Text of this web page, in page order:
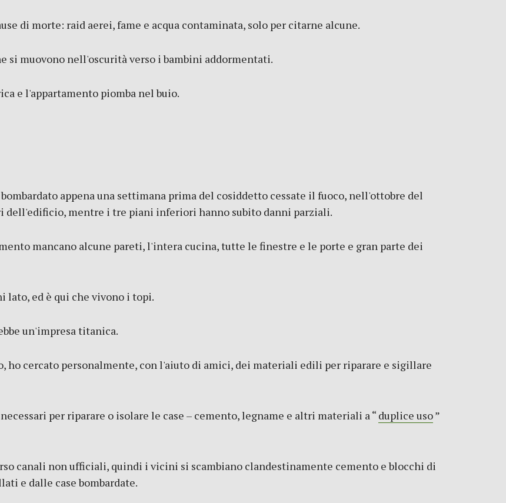
di morte: raid aerei, fame e acqua contaminata, solo per citarne alcune.
si muovono nell'oscurità verso i bambini addormentati.
e l'appartamento piomba nel buio.
appena una settimana prima del cosiddetto cessate il fuoco, nell'ottobre del
dell'edificio, mentre i tre piani inferiori hanno subito danni parziali.
mancano alcune pareti, l'intera cucina, tutte le finestre e le porte e gran parte dei
lato, ed è qui che vivono i topi.
un'impresa titanica.
ho cercato personalmente, con l'aiuto di amici, dei materiali edili per riparare e sigillare
per riparare o isolare le case – cemento, legname e altri materiali a “ duplice uso”
canali non ufficiali, quindi i vicini si scambiano clandestinamente cemento e blocchi di
e dalle case bombardate.